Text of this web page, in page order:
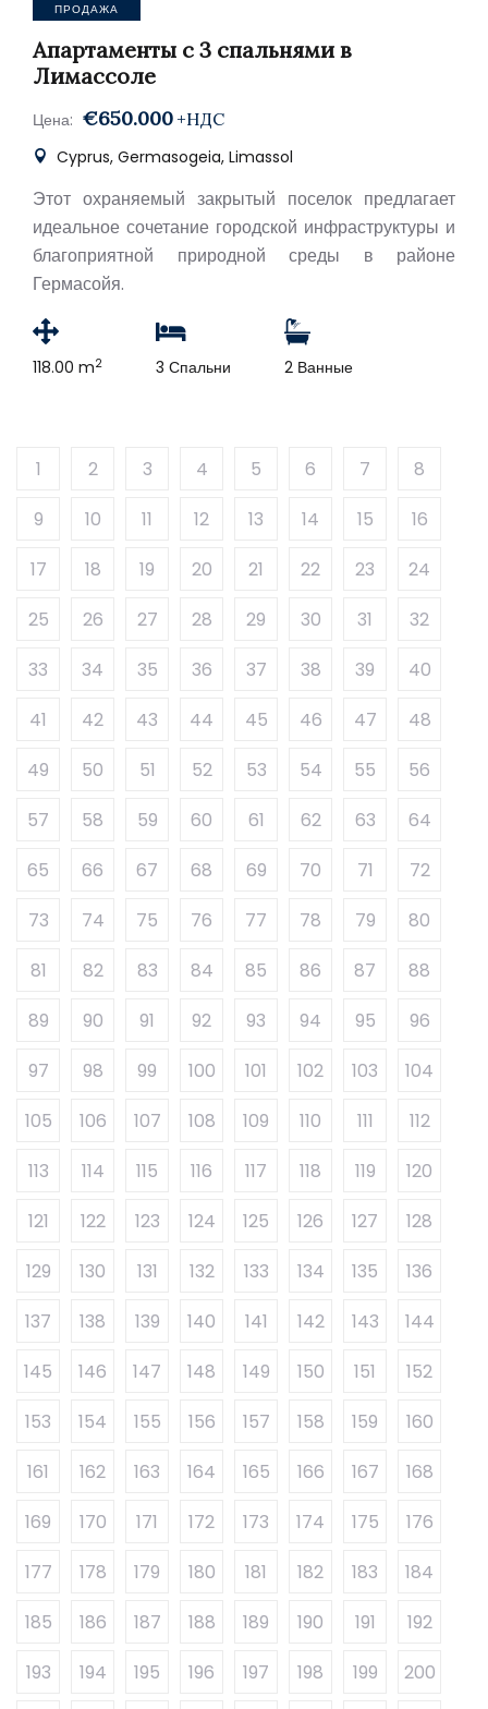
ПРОДАЖА
Апартаменты с 3 спальнями в
Лимассоле
Цена: €650.000 +НДС
Cyprus, Germasogeia, Limassol
Этот охраняемый закрытый поселок предлагает
идеальное сочетание городской инфраструктуры и
благоприятной природной среды в районе
Гермасойя.
118.00 m2 3 Спальни 2 Ванные
1 2 3 4 5 6 7
8
9
10 11 12 13 14 15
16
17
18 19 20 21 22 23
24
25
26 27 28 29 30 31
32
33
34 35 36 37 38 39
40
41
42 43 44 45 46 47
48
49
50 51 52 53 54 55
56
57
58 59 60 61 62 63
64
65
66 67 68 69 70 71
72
73
74 75 76 77 78 79
80
81
82 83 84 85 86 87
88
89
90 91 92 93 94 95
96
97
98 99 100 101 102 103
104
105
106 107 108 109 110 111
112
113
114 115 116 117 118 119
120
121
122 123 124 125 126 127
128
129
130 131 132 133 134 135
136
137
138 139 140 141 142 143
144
145
146 147 148 149 150 151
152
153
154 155 156 157 158 159
160
161
162 163 164 165 166 167
168
169
170 171 172 173 174 175
176
177
178 179 180 181 182 183
184
185
186 187 188 189 190 191
192
193
194 195 196 197 198 199
200